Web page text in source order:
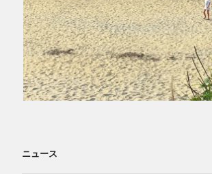
ニュース